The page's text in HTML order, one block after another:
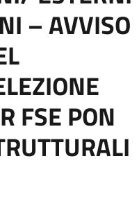
– AVVISO
FSE PON